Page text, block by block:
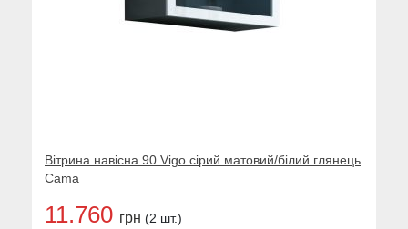
Вітрина навісна 90 Vigo сірий матовий/білий глянець
Cama
11.760 грн (2 шт.)